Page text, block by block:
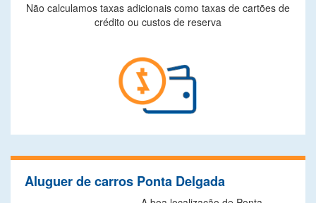
Não calculamos taxas adicionais como taxas de cartões de
crédito ou custos de reserva
Aluguer de carros Ponta Delgada